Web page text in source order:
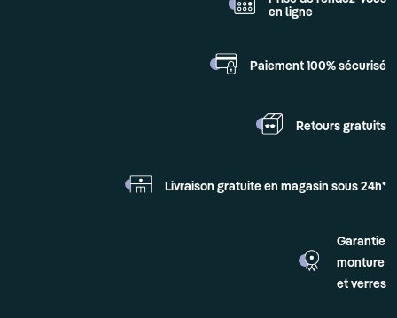
en ligne
Paiement 100% sécurisé
Retours gratuits
Livraison gratuite en magasin sous 24h*
Garantie
monture
et verres